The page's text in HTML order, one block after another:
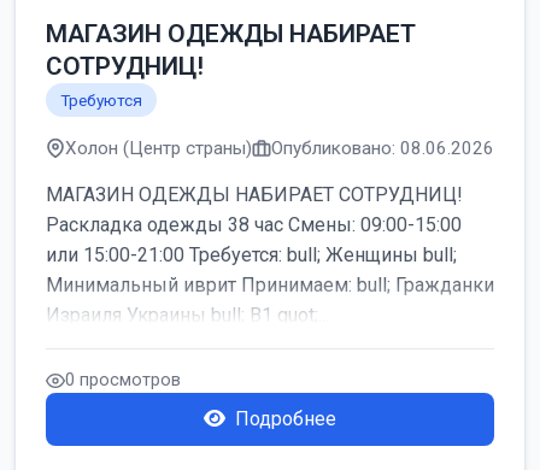
МАГАЗИН ОДЕЖДЫ НАБИРАЕТ
СОТРУДНИЦ!
Требуются
Холон (Центр страны) Опубликовано: 08.06.2026
МАГАЗИН ОДЕЖДЫ НАБИРАЕТ СОТРУДНИЦ!
Раскладка одежды 38 час Смены: 09:00-15:00
или 15:00-21:00 Требуется: bull; Женщины bull;
Минимальный иврит Принимаем: bull; Гражданки
Израиля Украины bull; B1 quot;...
0 просмотров
Подробнее